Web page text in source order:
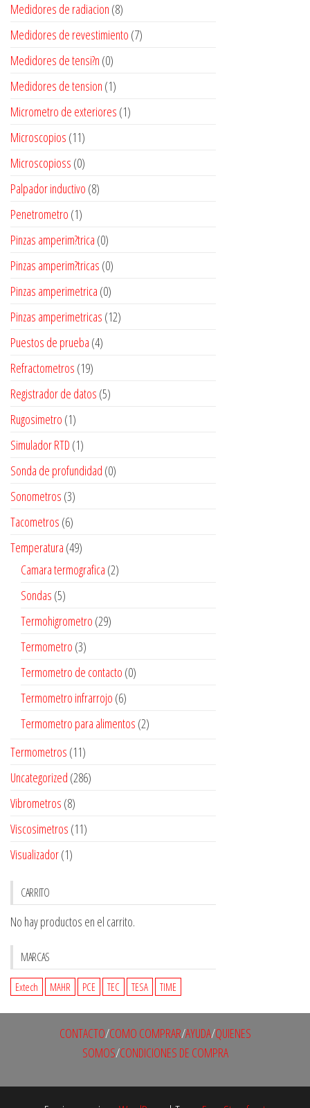
Medidores de radiacion (8)
Medidores de revestimiento (7)
Medidores de tensi?n (0)
Medidores de tension (1)
Micrometro de exteriores (1)
Microscopios (11)
Microscopioss (0)
Palpador inductivo (8)
Penetrometro (1)
Pinzas amperim?trica (0)
Pinzas amperim?tricas (0)
Pinzas amperimetrica (0)
Pinzas amperimetricas (12)
Puestos de prueba (4)
Refractometros (19)
Registrador de datos (5)
Rugosimetro (1)
Simulador RTD (1)
Sonda de profundidad (0)
Sonometros (3)
Tacometros (6)
Temperatura (49)
Camara termografica (2)
Sondas (5)
Termohigrometro (29)
Termometro (3)
Termometro de contacto (0)
Termometro infrarrojo (6)
Termometro para alimentos (2)
Termometros (11)
Uncategorized (286)
Vibrometros (8)
Viscosimetros (11)
Visualizador(1)
CARRITO
No hay productos en el carrito.
MARCAS
Extech MAHR PCE TEC TESA TIME
CONTACTO/COMO COMPRAR/AYUDA/QUIENES
SOMOS/CONDICIONES DE COMPRA